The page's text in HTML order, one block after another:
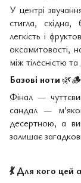
У центрі
стигла, східна,
легкість і
оксамитовості,
між тілесністю
Базові ноти
Фінал —
сандал —
десертною, а
залишає
💃Для кого цей